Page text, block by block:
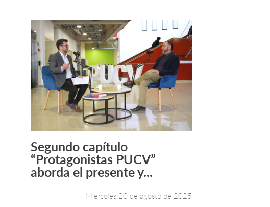
Leer más +
Segundo capítulo
“Protagonistas PUCV”
aborda el presente y...
Miércoles 20 de agosto de 2025